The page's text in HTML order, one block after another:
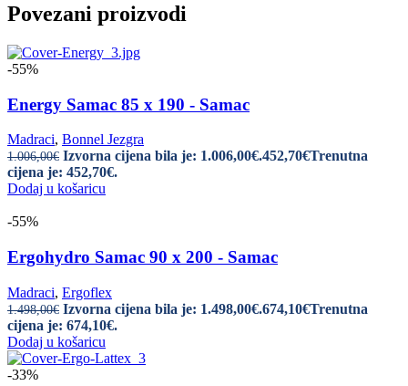
Povezani proizvodi
-55%
Energy Samac 85 x 190 - Samac
Madraci, Bonnel Jezgra
1.006,00€ Izvorna cijena bila je: 1.006,00€.452,70€Trenutna
cijena je: 452,70€.
Dodaj u košaricu
-55%
Ergohydro Samac 90 x 200 - Samac
Madraci, Ergoflex
1.498,00€ Izvorna cijena bila je: 1.498,00€.674,10€Trenutna
cijena je: 674,10€.
Dodaj u košaricu
-33%